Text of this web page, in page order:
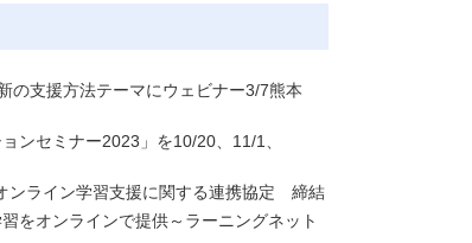
の支援方法テーマにウェビナー3/7熊本
ンセミナー2023」を10/20、11/1、
ンライン学習支援に関する連携協定 締結
をオンラインで提供～ラーニングネット